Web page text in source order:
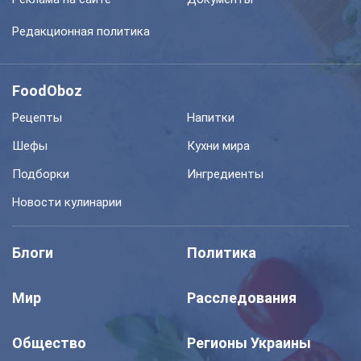
Редакционная политика
FoodOboz
Рецепты
Напитки
Шефы
Кухни мира
Подборки
Ингредиенты
Новости кулинарии
Блоги Политика
Мир Расследования
Общество Регионы Украины